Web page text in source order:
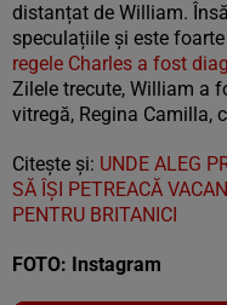
distanțat de William.
speculațiile și este
regele Charles a fost
Zilele trecute, William a
vitregă, Regina Camilla,
Citește și: UNDE ALEG
SĂ ÎȘI PETREACĂ
PENTRU BRITANICI
FOTO: Instagram